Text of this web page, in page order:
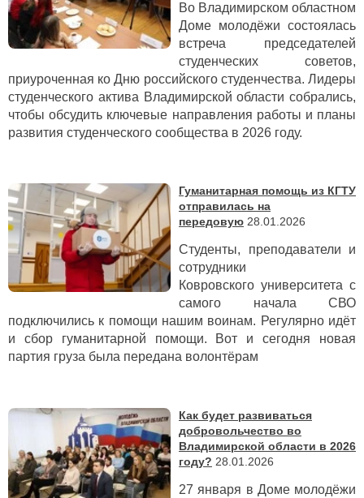
Во Владимирском областном
Доме молодёжи состоялась
встреча председателей
студенческих советов,
приуроченная ко Дню российского студенчества. Лидеры
студенческого актива Владимирской области собрались,
чтобы обсудить ключевые направления работы и планы
развития студенческого сообщества в 2026 году.
Гуманитарная помощь из КГТУ
отправилась на
передовую 28.01.2026
Студенты, преподаватели и
сотрудники
Ковровского университета с
самого начала СВО
подключились к помощи нашим воинам. Регулярно идёт
и сбор гуманитарной помощи. Вот и сегодня новая
партия груза была передана волонтёрам
Как будет развиваться
добровольчество во
Владимирской области в 2026
году? 28.01.2026
27 января в Доме молодёжи